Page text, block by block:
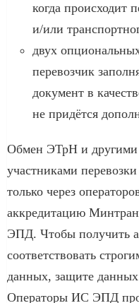
когда происходит
и/или
двух
перевозчик
документ в
не придётся
Обмен ЭТрН и
участниками
только через
аккредитацию
ЭПД. Чтобы получить
соответствовать
данных, защите
Операторы ИС ЭПД